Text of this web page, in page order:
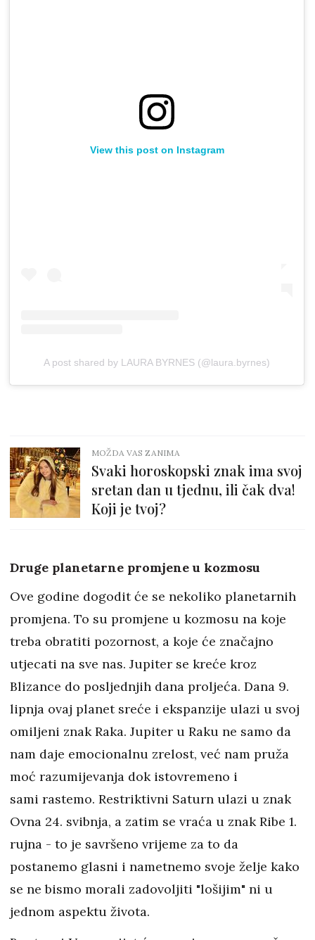
View this post on Instagram
A post shared by LAURA BYRNES (@laura.byrnes)
MOŽDA VAS ZANIMA
Svaki horoskopski znak ima svoj
sretan dan u tjednu, ili čak dva!
Koji je tvoj?
Druge planetarne promjene u kozmosu
Ove godine dogodit će se nekoliko planetarnih
promjena. To su promjene u kozmosu na koje
treba obratiti pozornost, a koje će značajno
utjecati na sve nas. Jupiter se kreće kroz
Blizance do posljednjih dana proljeća. Dana 9.
lipnja ovaj planet sreće i ekspanzije ulazi u svoj
omiljeni znak Raka. Jupiter u Raku ne samo da
nam daje emocionalnu zrelost, već nam pruža
moć razumijevanja dok istovremeno i
sami rastemo. Restriktivni Saturn ulazi u znak
Ovna 24. svibnja, a zatim se vraća u znak Ribe 1.
rujna - to je savršeno vrijeme za to da
postanemo glasni i nametnemo svoje želje kako
se ne bismo morali zadovoljiti "lošijim" ni u
jednom aspektu života.